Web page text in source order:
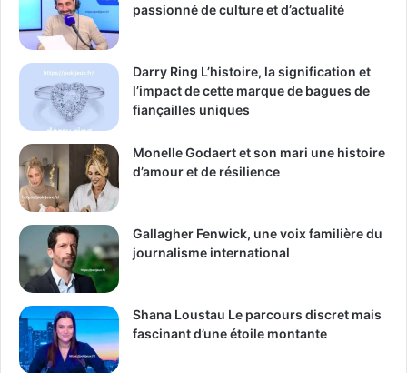
passionné de culture et d’actualité
Darry Ring L’histoire, la signification et
l’impact de cette marque de bagues de
fiançailles uniques
Monelle Godaert et son mari une histoire
d’amour et de résilience
Gallagher Fenwick, une voix familière du
journalisme international
Shana Loustau Le parcours discret mais
fascinant d’une étoile montante